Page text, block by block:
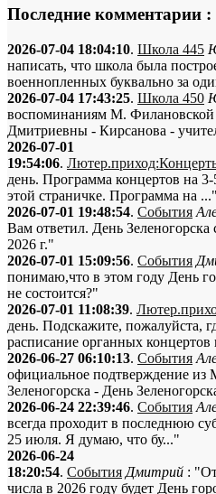
Последние комментарии :
2026-07-04 18:04:10. Школа 445
написать, что школа была
военнопленных буквально за
2026-07-04 17:43:25. Школа 450
воспоминаниям М.
Дмитриевны - Кирсанова -
2026-07-01
19:54:06.
день. Программа концертов на
этой страничке. Программа на ..."
2026-07-01 19:48:54. События
Вам ответил. День
2026 г."
2026-07-01 15:09:56. События
понимаю,что в этом году День
не состоится?"
2026-07-01 11:08:39.
день. Подскажите, пожалуйста,
расписание органных
2026-06-27 06:10:13. События
официальное подтверждение из
Зеленогорска - День
2026-06-24 22:39:46. События
всегда проходит в последнюю
25 июля. Я думаю, что бу..."
2026-06-24
18:20:54. События Дмитрий :
числа в 2026 году будет День